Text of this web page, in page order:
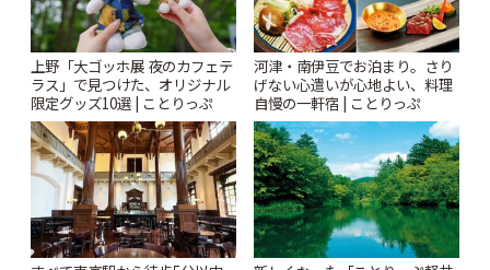
上野「大ゴッホ展 夜のカフェテ
ラス」で見つけた、オリジナル
限定グッズ10選 | ことりっぷ
河津・南伊豆でお泊まり。さり
げない心遣いが心地よい、料理
自慢の一軒宿 | ことりっぷ